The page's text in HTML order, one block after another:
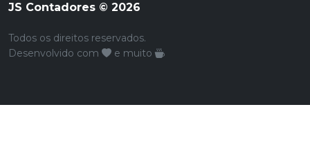
JS Contadores © 2026
Todos os direitos reservados.
Desenvolvido com
e muito